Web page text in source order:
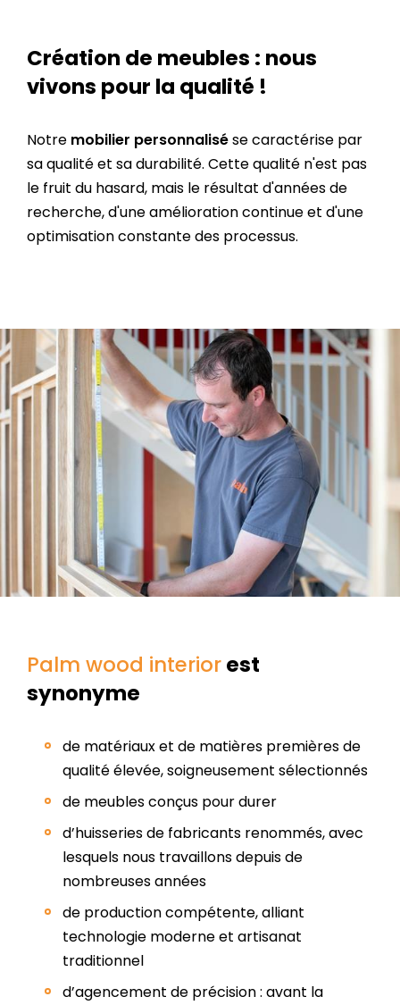
Création de meubles : nous
vivons pour la qualité !
Notre mobilier personnalisése caractérise par
sa qualité et sa durabilité. Cette qualité n'est pas
le fruit du hasard, mais le résultat d'années de
recherche, d'une amélioration continue et d'une
optimisation constante des processus.
Palm wood interiorest
synonyme
de matériaux et de matières premières de
qualité élevée, soigneusement sélectionnés
de meubles conçus pour durer
d’huisseries de fabricants renommés, avec
lesquels nous travaillons depuis de
nombreuses années
de production compétente, alliant
technologie moderne et artisanat
traditionnel
d’agencement de précision : avant la